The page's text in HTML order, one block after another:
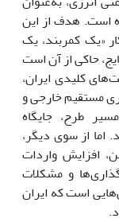
است. هدف از این
«یک کمربند، یک
حاکی از آن است
کلیدی ایران،
مستقیم خارجی و
طرح، جایگاه
اما از سوی دیگر،
افزایش واردات
و مشکلات
است که ایران